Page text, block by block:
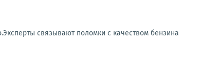
связывают поломки с качеством бензина